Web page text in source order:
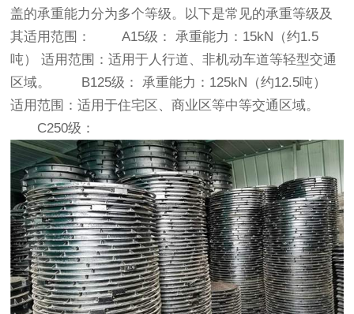
盖的承重能力分为多个等级。以下是常见的承重等级及
其适用范围： A15级： 承重能力：15kN（约1.5
吨） 适用范围：适用于人行道、非机动车道等轻型交通
区域。 B125级： 承重能力：125kN（约12.5吨）
适用范围：适用于住宅区、商业区等中等交通区域。
C250级：